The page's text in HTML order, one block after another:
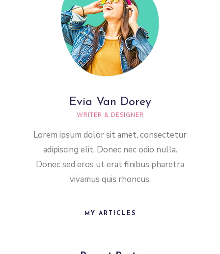
Evia Van Dorey
WRITER & DESIGNER
Lorem ipsum dolor sit amet, consectetur
adipiscing elit. Donec nec odio nulla.
Donec sed eros ut erat finibus pharetra
vivamus quis rhoncus.
MY ARTICLES